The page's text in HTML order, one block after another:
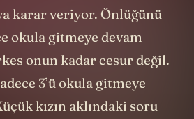
karar veriyor. Önlüğünü
okula gitmeye devam
onun kadar cesur değil.
3’ü okula gitmeye
kızın aklındaki soru